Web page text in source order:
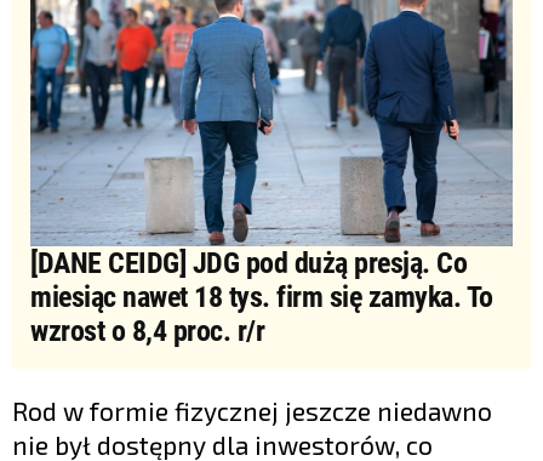
[DANE CEIDG] JDG pod dużą presją. Co
miesiąc nawet 18 tys. firm się zamyka. To
wzrost o 8,4 proc. r/r
Rod w formie fizycznej jeszcze niedawno
nie był dostępny dla inwestorów, co